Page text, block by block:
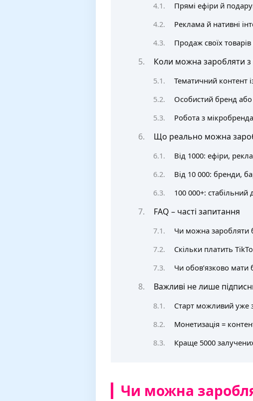
Прямі ефіри й
Реклама й нативні
Продаж своїх товарів
Коли можна заробляти з
Тематичний контент
Особистий бренд або
Робота з
Що реально можна
Від 1000: ефіри,
Від 10 000: бренди,
100 000+: стабільний
FAQ – часті запитання
Чи можна заробляти
Скільки платить
Чи обовʼязково мати
Важливі не лише
Старт можливий уже
Монетизація =
Краще 5000
Чи можна